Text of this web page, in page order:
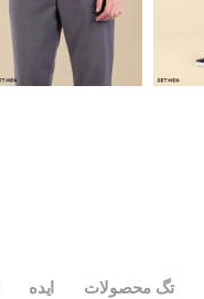
تگ محصولات ایده